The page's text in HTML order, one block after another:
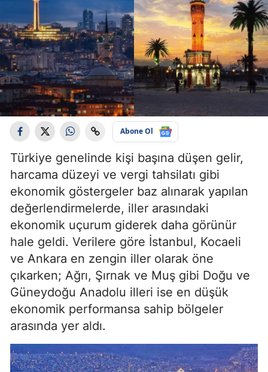
Abone Ol
Türkiye genelinde kişi başına düşen gelir,
harcama düzeyi ve vergi tahsilatı gibi
ekonomik göstergeler baz alınarak yapılan
değerlendirmelerde, iller arasındaki
ekonomik uçurum giderek daha görünür
hale geldi. Verilere göre İstanbul, Kocaeli
ve Ankara en zengin iller olarak öne
çıkarken; Ağrı, Şırnak ve Muş gibi Doğu ve
Güneydoğu Anadolu illeri ise en düşük
ekonomik performansa sahip bölgeler
arasında yer aldı.